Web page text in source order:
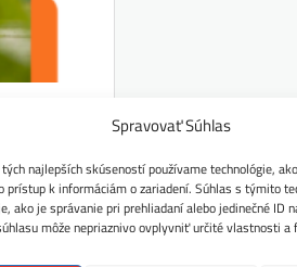
Spravovať Súhlas
najlepších skúseností používame technológie,
prístup k informáciám o zariadení. Súhlas s týmito
ako je správanie pri prehliadaní alebo jedinečné ID
môže nepriaznivo ovplyvniť určité vlastnosti a